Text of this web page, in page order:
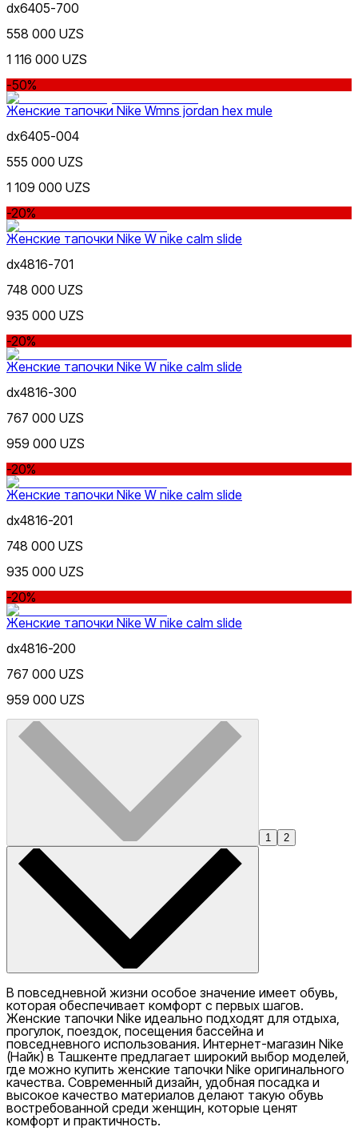
dx6405-700
558 000 UZS
1 116 000 UZS
-50%
Женские тапочки Nike Wmns jordan hex mule
dx6405-004
555 000 UZS
1 109 000 UZS
-20%
Женские тапочки Nike W nike calm slide
dx4816-701
748 000 UZS
935 000 UZS
-20%
Женские тапочки Nike W nike calm slide
dx4816-300
767 000 UZS
959 000 UZS
-20%
Женские тапочки Nike W nike calm slide
dx4816-201
748 000 UZS
935 000 UZS
-20%
Женские тапочки Nike W nike calm slide
dx4816-200
767 000 UZS
959 000 UZS
1 2
В повседневной жизни особое значение имеет обувь,
которая обеспечивает комфорт с первых шагов.
Женские тапочки Nike идеально подходят для отдыха,
прогулок, поездок, посещения бассейна и
повседневного использования. Интернет-магазин Nike
(Найк) в Ташкенте предлагает широкий выбор моделей,
где можно купить женские тапочки Nike оригинального
качества. Современный дизайн, удобная посадка и
высокое качество материалов делают такую обувь
востребованной среди женщин, которые ценят
комфорт и практичность.